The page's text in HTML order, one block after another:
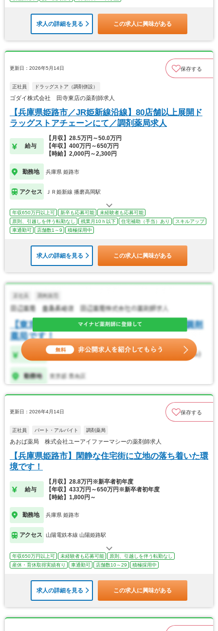
求人の詳細を見る この求人に興味がある
更新日：2026年5月14日 保存する
正社員 ドラッグストア（調剤併設）
ゴダイ株式会社 田寺東店の薬剤師求人
【兵庫県姫路市／JR姫新線沿線】80店舗以上展開ド
ラッグストアチェーンにて／調剤薬局求人
給与
【月収】28.5万円～50.0万円
【年収】400万円～650万円
【時給】2,000円～2,300円
勤務地 兵庫県 姫路市
アクセス ＪＲ姫新線 播磨高岡駅
年収650万円以上可 新卒も応募可能
未経験者も応募可能
原則、引越しを伴う転勤なし
残業月10ｈ以下 住宅補助（手当）あり
スキルアップ
車通勤可
店舗数1～9 積極採用中
求人の詳細を見る この求人に興味がある
更新日：2026年4月14日 保存する
正社員 パート・アルバイト 調剤薬局
あおば薬局 株式会社ユーアイファーマシーの薬剤師求人
【兵庫県姫路市】閑静な住宅街に立地の落ち着いた環
境です！
給与
【月収】28.8万円※新卒者初年度
【年収】433万円～650万円※新卒者初年度
【時給】1,800円～
勤務地 兵庫県 姫路市
アクセス 山陽電鉄本線 山陽姫路駅
年収650万円以上可 未経験者も応募可能
原則、引越しを伴う転勤なし
産休・育休取得実績有り
車通勤可 店舗数10～29 積極採用中
求人の詳細を見る この求人に興味がある